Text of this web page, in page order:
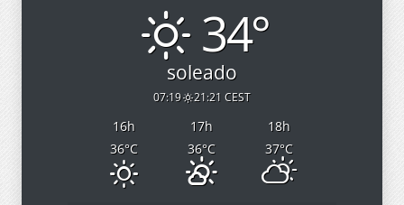
34°
soleado
07:19 21:21 CEST
16h 17h 18h
36°C 36°C 37°C